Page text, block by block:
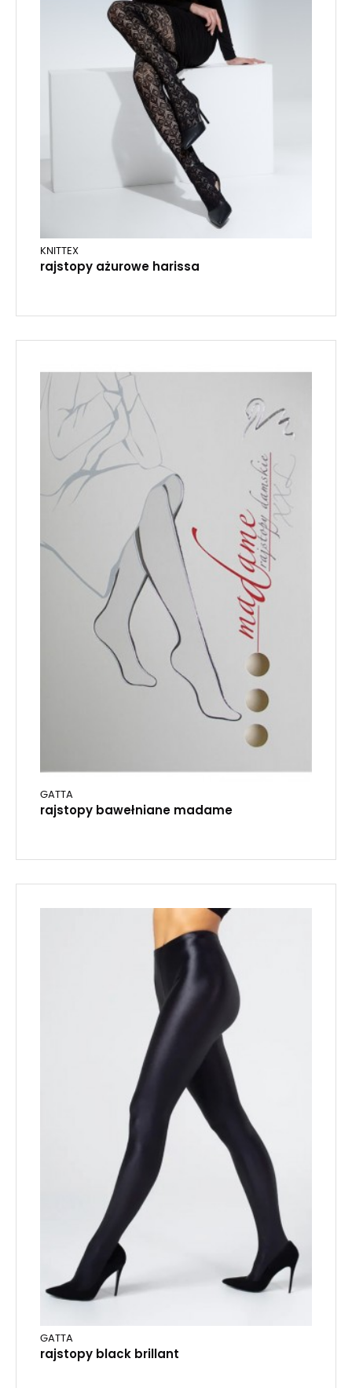
KNITTEX
rajstopy ażurowe harissa
GATTA
rajstopy bawełniane madame
GATTA
rajstopy black brillant